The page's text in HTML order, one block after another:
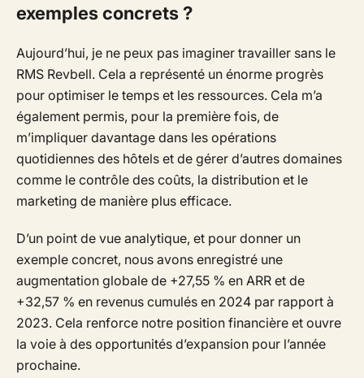
exemples concrets ?
Aujourd’hui, je ne peux pas imaginer travailler sans le
RMS Revbell. Cela a représenté un énorme progrès
pour optimiser le temps et les ressources. Cela m’a
également permis, pour la première fois, de
m’impliquer davantage dans les opérations
quotidiennes des hôtels et de gérer d’autres domaines
comme le contrôle des coûts, la distribution et le
marketing de manière plus efficace.
D’un point de vue analytique, et pour donner un
exemple concret, nous avons enregistré une
augmentation globale de +27,55 % en ARR et de
+32,57 % en revenus cumulés en 2024 par rapport à
2023. Cela renforce notre position financière et ouvre
la voie à des opportunités d’expansion pour l’année
prochaine.